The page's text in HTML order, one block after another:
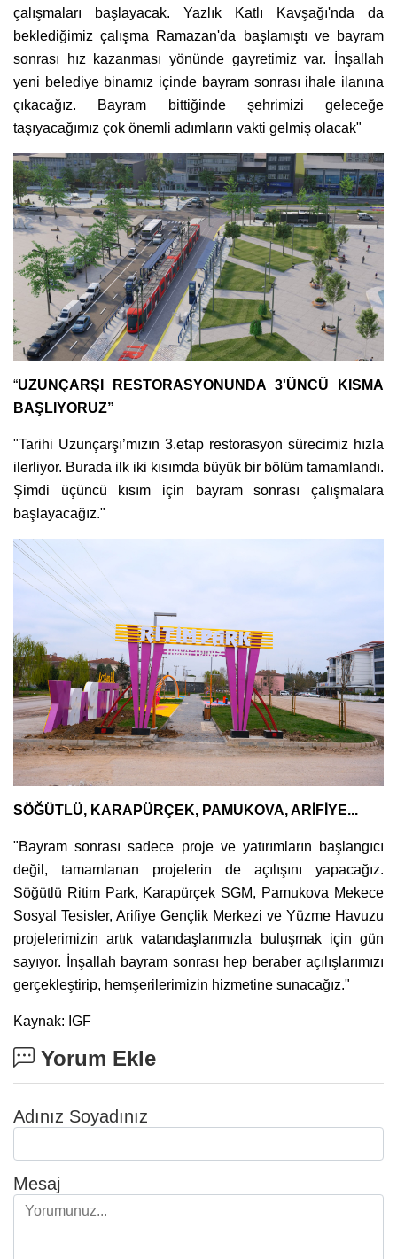
çalışmaları başlayacak. Yazlık Katlı Kavşağı'nda da
beklediğimiz çalışma Ramazan'da başlamıştı ve bayram
sonrası hız kazanması yönünde gayretimiz var. İnşallah
yeni belediye binamız içinde bayram sonrası ihale ilanına
çıkacağız. Bayram bittiğinde şehrimizi geleceğe
taşıyacağımız çok önemli adımların vakti gelmiş olacak"
“UZUNÇARŞI RESTORASYONUNDA 3'ÜNCÜ KISMA
BAŞLIYORUZ”
"Tarihi Uzunçarşı’mızın 3.etap restorasyon sürecimiz hızla
ilerliyor. Burada ilk iki kısımda büyük bir bölüm tamamlandı.
Şimdi üçüncü kısım için bayram sonrası çalışmalara
başlayacağız."
SÖĞÜTLÜ, KARAPÜRÇEK, PAMUKOVA, ARİFİYE...
"Bayram sonrası sadece proje ve yatırımların başlangıcı
değil, tamamlanan projelerin de açılışını yapacağız.
Söğütlü Ritim Park, Karapürçek SGM, Pamukova Mekece
Sosyal Tesisler, Arifiye Gençlik Merkezi ve Yüzme Havuzu
projelerimizin artık vatandaşlarımızla buluşmak için gün
sayıyor. İnşallah bayram sonrası hep beraber açılışlarımızı
gerçekleştirip, hemşerilerimizin hizmetine sunacağız."
Kaynak: IGF
Yorum Ekle
Adınız Soyadınız
Mesaj